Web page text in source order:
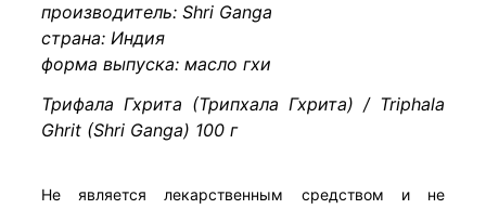
производитель: Shri Ganga
страна: Индия
форма выпуска: масло гхи
Трифала Гхрита (Трипхала Гхрита) / Triphala
Ghrit (Shri Ganga) 100 г
Не является лекарственным средством и не